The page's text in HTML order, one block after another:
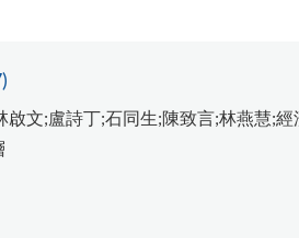
啟文;盧詩丁;石同生;陳致言;林燕慧;